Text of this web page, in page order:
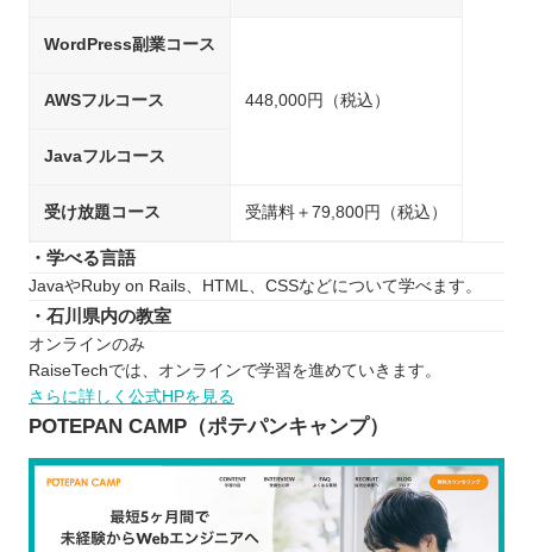
WordPress副業コース
448,000円（税込）
AWSフルコース
Javaフルコース
受け放題コース 受講料＋79,800円（税込）
・学べる言語
JavaやRuby on Rails、HTML、CSSなどについて学べます。
・石川県内の教室
オンラインのみ
RaiseTechでは、オンラインで学習を進めていきます。
さらに詳しく公式HPを見る
POTEPAN CAMP（ポテパンキャンプ）